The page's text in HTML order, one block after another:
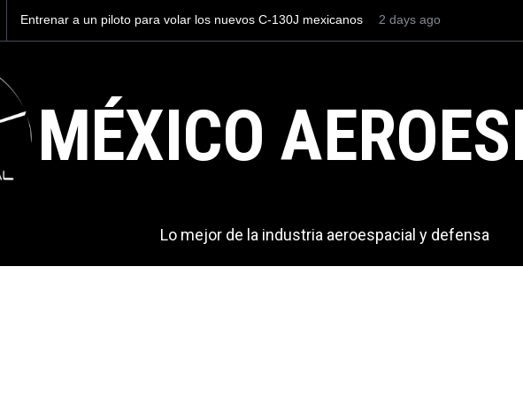
Con 35,900 pasajeros el AIFA está entre los aeropuertos con
AICM.
La industria naval
3 days ago
MÉXICO
Lo mejor de la industria aeroespacial y defensa